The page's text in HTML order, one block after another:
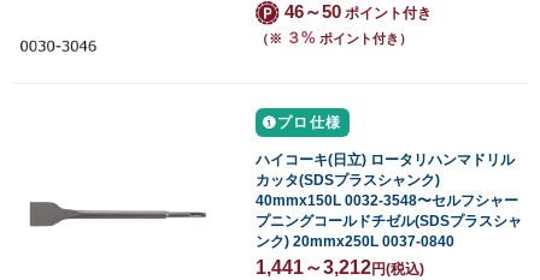
46～50 ポイント付き
（※ ３% ポイント付き）
プロ仕様
ハイコーキ(日立) ロータリハンマドリル
カッタ(SDSプラスシャンク)
40mmx150L 0032-3548〜セルフシャー
プニングコールドチゼル(SDSプラスシャ
ンク) 20mmx250L 0037-0840
1,441～3,212円(税込)